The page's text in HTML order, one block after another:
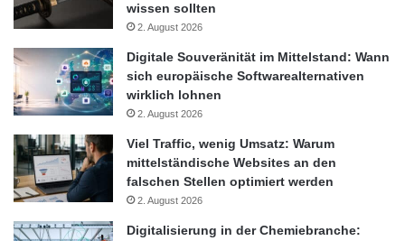
wissen sollten
2. August 2026
Digitale Souveränität im Mittelstand: Wann
sich europäische Softwarealternativen
wirklich lohnen
2. August 2026
Viel Traffic, wenig Umsatz: Warum
mittelständische Websites an den
falschen Stellen optimiert werden
2. August 2026
Digitalisierung in der Chemiebranche: